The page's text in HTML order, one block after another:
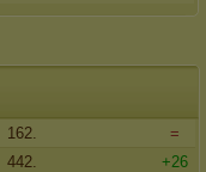
162.
=
442.
+26